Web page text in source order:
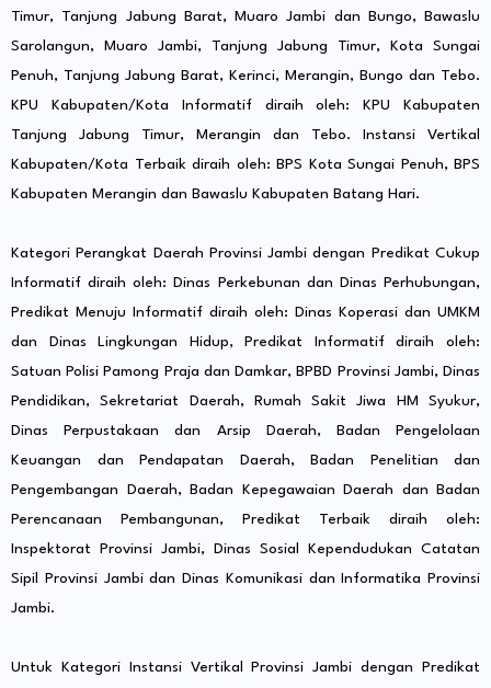
Timur, Tanjung Jabung Barat, Muaro Jambi dan Bungo, Bawaslu
Sarolangun, Muaro Jambi, Tanjung Jabung Timur, Kota Sungai
Penuh, Tanjung Jabung Barat, Kerinci, Merangin, Bungo dan Tebo.
KPU Kabupaten/Kota Informatif diraih oleh: KPU Kabupaten
Tanjung Jabung Timur, Merangin dan Tebo. Instansi Vertikal
Kabupaten/Kota Terbaik diraih oleh: BPS Kota Sungai Penuh, BPS
Kabupaten Merangin dan Bawaslu Kabupaten Batang Hari.
Kategori Perangkat Daerah Provinsi Jambi dengan Predikat Cukup
Informatif diraih oleh: Dinas Perkebunan dan Dinas Perhubungan,
Predikat Menuju Informatif diraih oleh: Dinas Koperasi dan UMKM
dan Dinas Lingkungan Hidup, Predikat Informatif diraih oleh:
Satuan Polisi Pamong Praja dan Damkar, BPBD Provinsi Jambi, Dinas
Pendidikan, Sekretariat Daerah, Rumah Sakit Jiwa HM Syukur,
Dinas Perpustakaan dan Arsip Daerah, Badan Pengelolaan
Keuangan dan Pendapatan Daerah, Badan Penelitian dan
Pengembangan Daerah, Badan Kepegawaian Daerah dan Badan
Perencanaan Pembangunan, Predikat Terbaik diraih oleh:
Inspektorat Provinsi Jambi, Dinas Sosial Kependudukan Catatan
Sipil Provinsi Jambi dan Dinas Komunikasi dan Informatika Provinsi
Jambi.
Untuk Kategori Instansi Vertikal Provinsi Jambi dengan Predikat